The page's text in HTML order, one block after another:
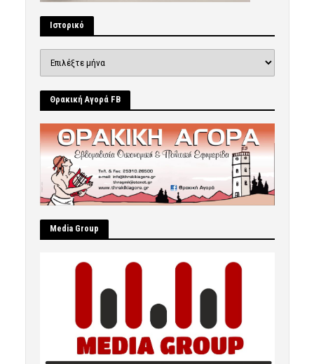
Ιστορικό
Θρακική Αγορά FB
Μedia Group